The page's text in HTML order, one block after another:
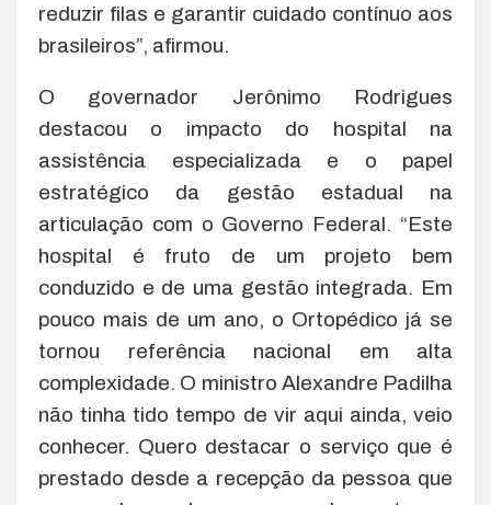
reduzir filas e garantir cuidado contínuo aos
brasileiros”, afirmou.
O governador Jerônimo Rodrigues
destacou o impacto do hospital na
assistência especializada e o papel
estratégico da gestão estadual na
articulação com o Governo Federal. “Este
hospital é fruto de um projeto bem
conduzido e de uma gestão integrada. Em
pouco mais de um ano, o Ortopédico já se
tornou referência nacional em alta
complexidade. O ministro Alexandre Padilha
não tinha tido tempo de vir aqui ainda, veio
conhecer. Quero destacar o serviço que é
prestado desde a recepção da pessoa que